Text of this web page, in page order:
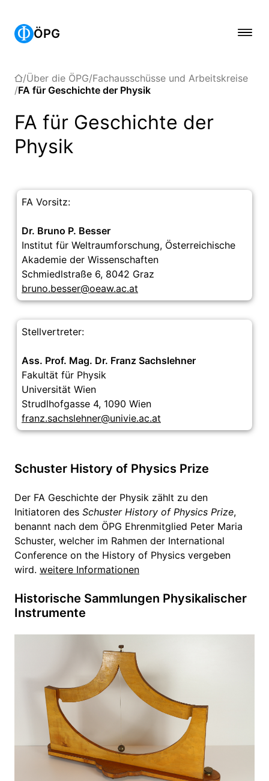
ÖPG
Über die ÖPG Fachausschüsse und Arbeitskreise
FA für Geschichte der Physik
FA für Geschichte der
Physik
FA Vorsitz:
Dr. Bruno P. Besser
Institut für Weltraumforschung, Österreichische
Akademie der Wissenschaften
Schmiedlstraße 6, 8042 Graz
bruno.besser@oeaw.ac.at
Stellvertreter:
Ass. Prof. Mag. Dr. Franz Sachslehner
Fakultät für Physik
Universität Wien
Strudlhofgasse 4, 1090 Wien
franz.sachslehner@univie.ac.at
Schuster History of Physics Prize
Der FA Geschichte der Physik zählt zu den
Initiatoren des Schuster History of Physics Prize,
benannt nach dem ÖPG Ehrenmitglied Peter Maria
Schuster, welcher im Rahmen der International
Conference on the History of Physics vergeben
wird. weitere Informationen
Historische Sammlungen Physikalischer
Instrumente